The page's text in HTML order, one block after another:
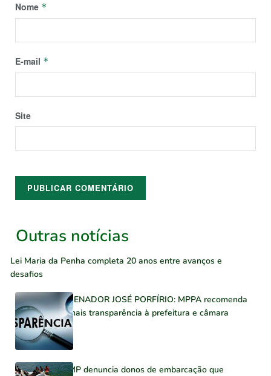
Nome *
E-mail *
Site
Outras notícias
Lei Maria da Penha completa 20 anos entre avanços e
desafios
SENADOR JOSÉ PORFÍRIO: MPPA recomenda
mais transparência à prefeitura e câmara
MP denuncia donos de embarcação que